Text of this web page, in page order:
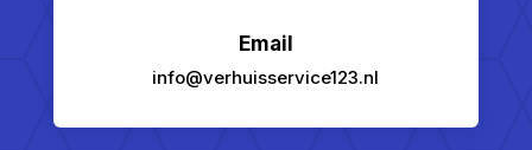
Email
info@verhuisservice123.nl